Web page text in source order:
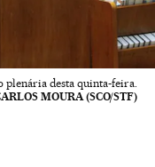
plenária desta quinta-feira.
MOURA (SCO/STF)